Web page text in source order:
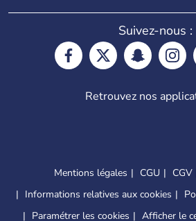
Suivez-nous :
Retrouvez nos
Mentions légales CGU CGV
Informations relatives aux cookies
Paramétrer les cookies
Afficher le